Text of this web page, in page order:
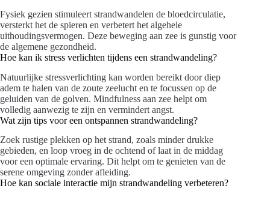
Fysiek gezien stimuleert strandwandelen de bloedcirculatie,
versterkt het de spieren en verbetert het algehele
uithoudingsvermogen. Deze beweging aan zee is gunstig voor
de algemene gezondheid.
Hoe kan ik stress verlichten tijdens een strandwandeling?
Natuurlijke stressverlichting kan worden bereikt door diep
adem te halen van de zoute zeelucht en te focussen op de
geluiden van de golven. Mindfulness aan zee helpt om
volledig aanwezig te zijn en vermindert angst.
Wat zijn tips voor een ontspannen strandwandeling?
Zoek rustige plekken op het strand, zoals minder drukke
gebieden, en loop vroeg in de ochtend of laat in de middag
voor een optimale ervaring. Dit helpt om te genieten van de
serene omgeving zonder afleiding.
Hoe kan sociale interactie mijn strandwandeling verbeteren?